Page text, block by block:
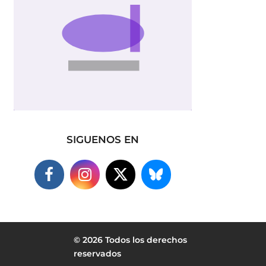
SIGUENOS EN
© 2026 Todos los derechos
reservados